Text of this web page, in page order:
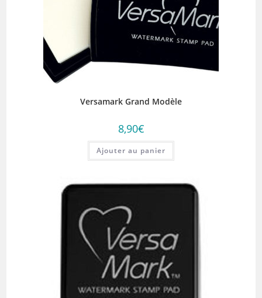
Versamark Grand Modèle
8,90€
Ajouter au panier